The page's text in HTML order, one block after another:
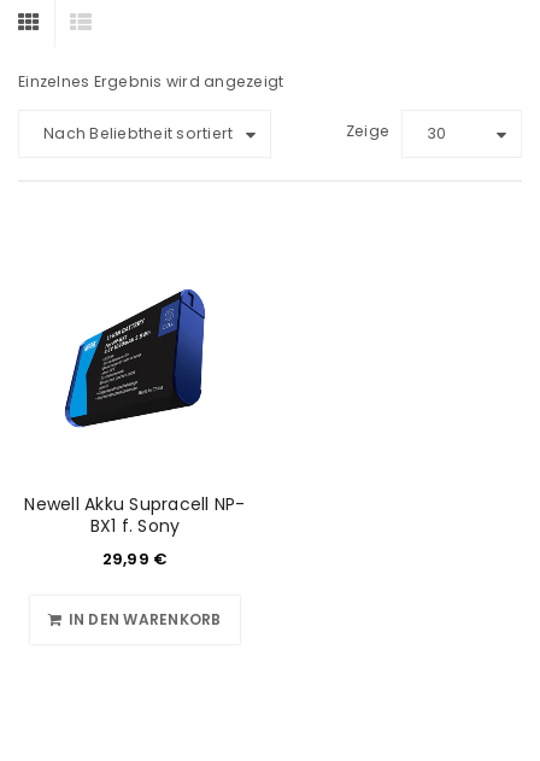
Einzelnes Ergebnis wird angezeigt
Nach Beliebtheit sortiert Zeige 30
Newell Akku Supracell NP-
BX1 f. Sony
29,99 €
IN DEN WARENKORB